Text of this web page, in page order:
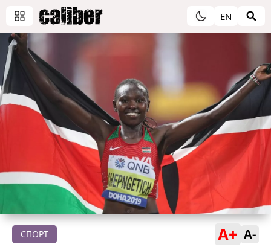
EN
СПОРТ A+ A-